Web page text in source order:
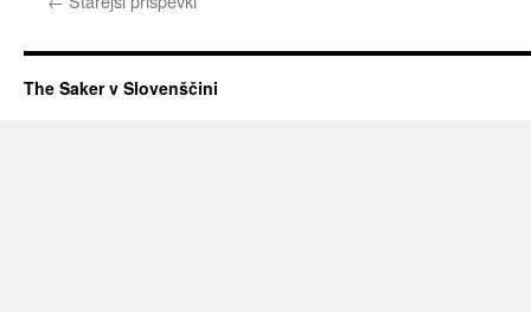
The Saker v Slovenščini